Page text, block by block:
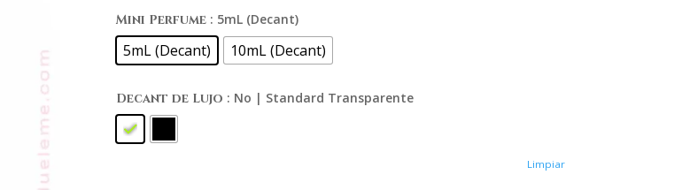
S/ 44.00
Mini Perfume : 5mL (Decant)
5mL (Decant) 10mL (Decant)
Decant de Lujo : No | Standard Transparente
Limpiar